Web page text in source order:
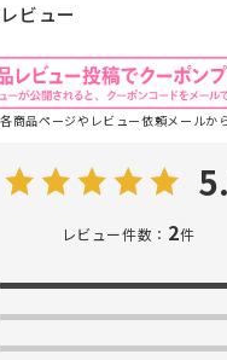
ビュー
商品ページやレビュー依頼メールか
レビュー件数： 2件